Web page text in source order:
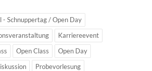
- Schnuppertag / Open Day
Karriereevent
Open Class
Open Day
Probevorlesung